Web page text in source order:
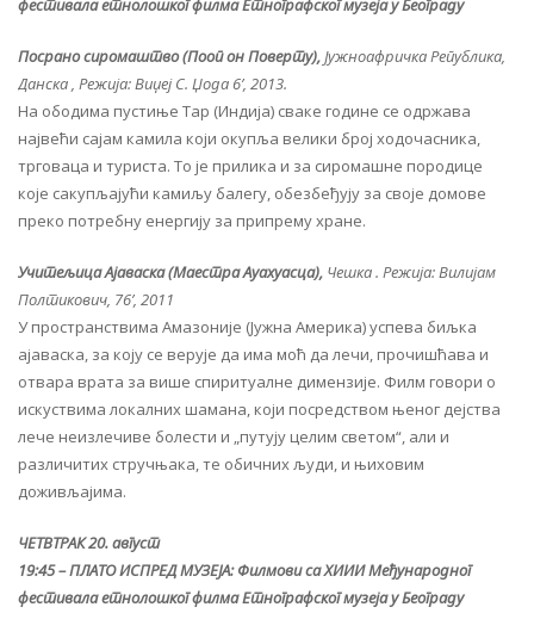
Посрано сиромаштво (Пооп он Повертy), Јужноафричка Република,
Данска , Режија: Виџеј С. Џода 6’, 2013.
На ободима пустиње Тар (Индија) сваке године се одржава
највећи сајам камила који окупља велики број ходочасника,
трговаца и туриста. То је прилика и за сиромашне породице
које сакупљајући камиљу балегу, обезбеђују за своје домове
преко потребну енергију за припрему хране.
Учитељица Ајаваска (Маестра Аyахуасца), Чешка . Режија: Вилијам
Полтикович, 76’, 2011
У пространствима Амазоније (Јужна Америка) успева биљка
ајаваска, за коју се верује да има моћ да лечи, прочишћава и
отвара врата за више спиритуалне димензије. Филм говори о
искуствима локалних шамана, који посредством њеног дејства
лече неизлечиве болести и „путују целим светом“, али и
различитих стручњака, те обичних људи, и њиховим
доживљајима.
ЧЕТВТРАК 20. август
19:45 – ПЛАТО ИСПРЕД МУЗЕЈА: Филмови са XИИИ Међународног
фестивала етнолошког филма Етнографског музеја у Београду